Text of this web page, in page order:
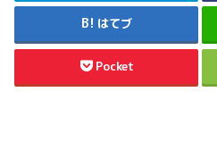
はてブ
Pocket